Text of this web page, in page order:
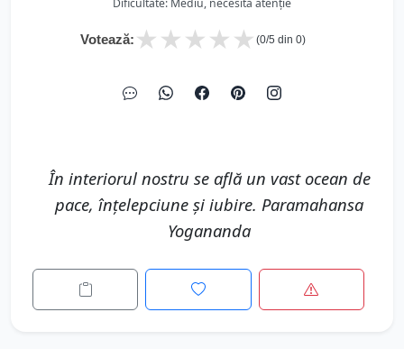
Dificultate: Mediu, necesită atenție
Votează: ★
★
★
★
★ (0/5 din 0)
În interiorul nostru se află un vast ocean de
pace, înțelepciune și iubire. Paramahansa
Yogananda